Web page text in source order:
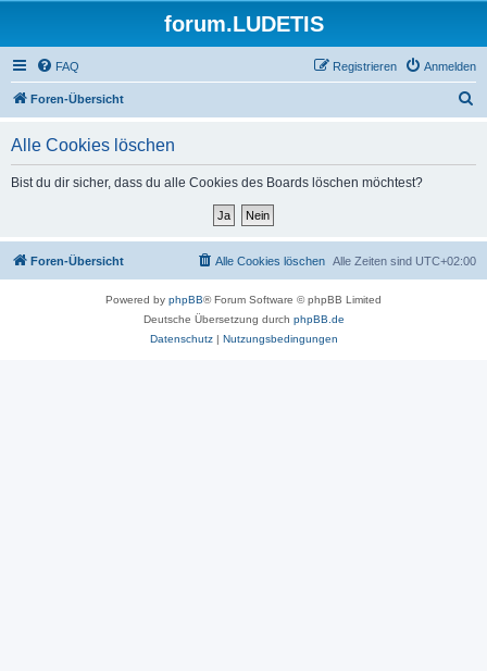
forum.LUDETIS
FAQ Anmelden
Registrieren
Foren-Übersicht
Alle Cookies löschen
Bist du dir sicher, dass du alle Cookies des Boards löschen möchtest?
Foren-Übersicht Alle Zeiten sind UTC+02:00
Alle Cookies löschen
Powered by phpBB® Forum Software © phpBB Limited
Deutsche Übersetzung durch phpBB.de
Datenschutz| Nutzungsbedingungen